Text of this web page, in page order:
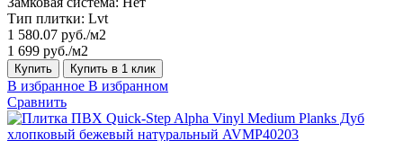
Тип плитки: Lvt
1 580.07 руб./м2
1 699 руб./м2
Купить Купить в 1 клик
В избранное В избранном
Сравнить